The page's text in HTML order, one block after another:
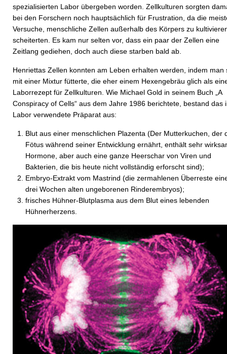
spezialisierten Labor übergeben worden. Zellkulturen sorgten
bei den Forschern noch hauptsächlich für Frustration, da die
Versuche, menschliche Zellen außerhalb des Körpers zu
scheiterten. Es kam nur selten vor, dass ein paar der Zellen eine
Zeitlang gediehen, doch auch diese starben bald ab.
Henriettas Zellen konnten am Leben erhalten werden, indem man
mit einer Mixtur fütterte, die eher einem Hexengebräu glich als
Laborrezept für Zellkulturen. Wie Michael Gold in seinem Buch „A
Conspiracy of Cells“ aus dem Jahre 1986 berichtete, bestand das
Labor verwendete Präparat aus:
Blut aus einer menschlichen Plazenta (Der Mutterkuchen, der
Fötus während seiner Entwicklung ernährt, enthält sehr
Hormone, aber auch eine ganze Heerschar von Viren und
Bakterien, die bis heute nicht vollständig erforscht sind);
Embryo-Extrakt vom Mastrind (die zermahlenen Überreste
drei Wochen alten ungeborenen Rinderembryos);
frisches Hühner-Blutplasma aus dem Blut eines lebenden
Hühnerherzens.